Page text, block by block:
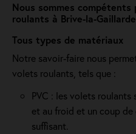
Nous sommes
roulants à Brive-la-
Tous types de matériaux
Notre savoir-faire nous
volets roulants, tels que :
PVC : les volets
et au froid et un coup
suffisant.